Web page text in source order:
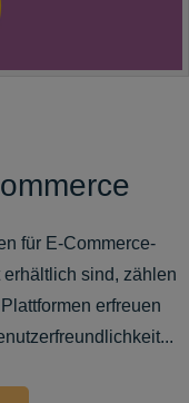
für E-Commerce-
erhältlich sind, zählen
erfreuen